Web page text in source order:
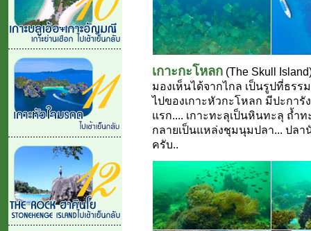
เกาะกะโหลก (The Skull
มองเห็นได้จากไกล เป็นรูปที่ธร
ไปของเกาะหัวกะโหลก มีปะกา
แรก.... เกาะทะลุเป็นหินทะลุ ถ้ำ
กลายเป็นแหล่งชุมนุมปลา... ปล
ครับ..